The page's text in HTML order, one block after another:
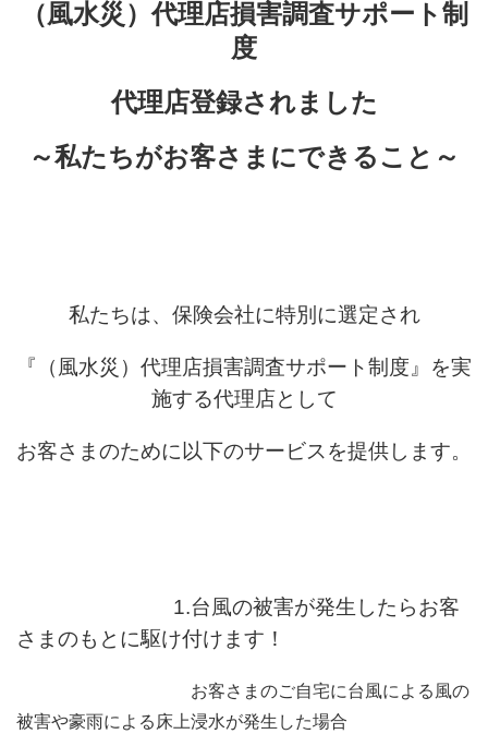
（風水災）代理店損害調査サポート制
度
代理店登録されました
～私たちがお客さまにできること～
私たちは、保険会社に特別に選定され
『（風水災）代理店損害調査サポート制度』を実
施する代理店として
お客さまのために以下のサービスを提供します。
1.台風の被害が発生したらお客
さまのもとに駆け付けます！
お客さまのご自宅に台風による風の
被害や豪雨による床上浸水が発生した場合